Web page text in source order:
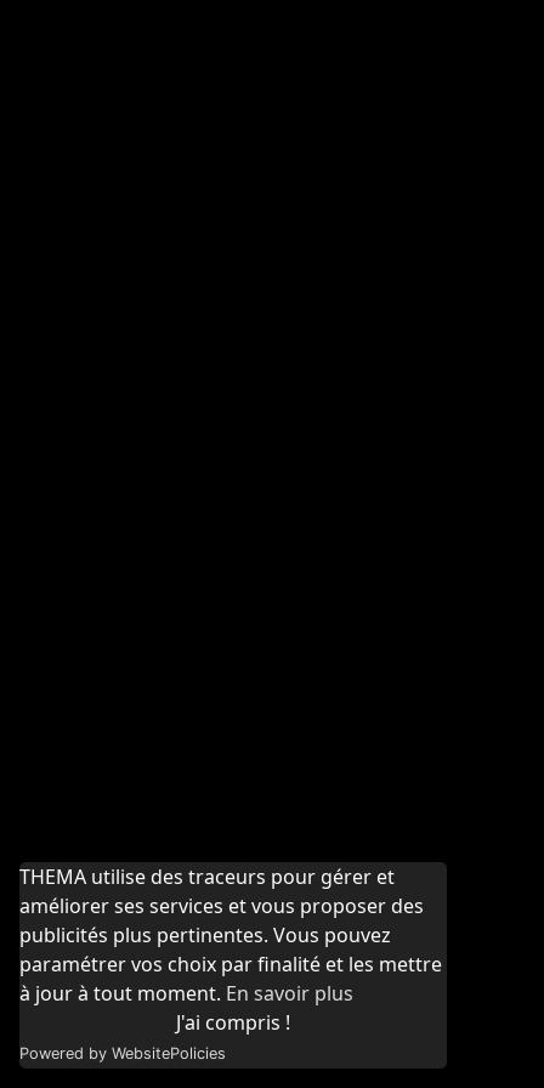
THEMA utilise des traceurs pour gérer et
améliorer ses services et vous proposer des
publicités plus pertinentes. Vous pouvez
paramétrer vos choix par finalité et les mettre
à jour à tout moment. En savoir plus
J'ai compris !
Powered by WebsitePolicies